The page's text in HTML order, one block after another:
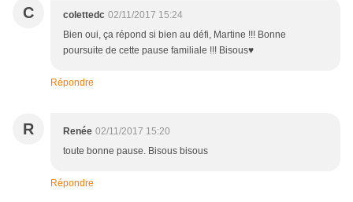
C colettedc 02/11/2017 15:24
Bien oui, ça répond si bien au défi, Martine !!! Bonne
poursuite de cette pause familiale !!! Bisous♥
Répondre
R Renée 02/11/2017 15:20
toute bonne pause. Bisous bisous
Répondre